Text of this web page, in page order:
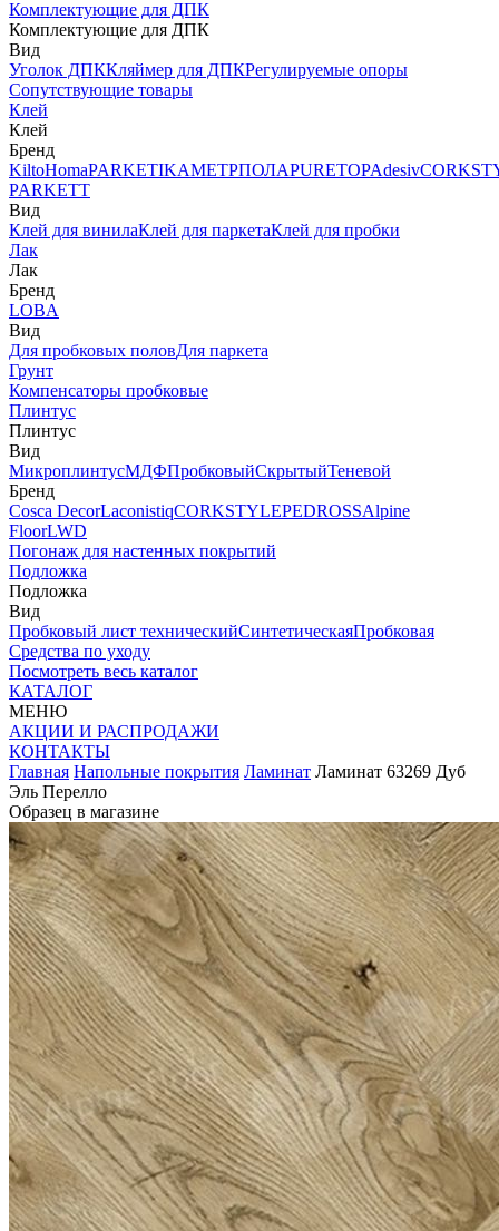
Комплектующие для ДПК
Комплектующие для ДПК
Вид
Уголок ДПККляймер для ДПКРегулируемые опоры
Сопутствующие товары
Клей
Клей
Бренд
KiltoHomaPARKETIKAМЕТРПОЛАPURETOPAdesiv
PARKETT
Вид
Клей для винилаКлей для паркетаКлей для пробки
Лак
Лак
Бренд
LOBA
Вид
Для пробковых половДля паркета
Грунт
Компенсаторы пробковые
Плинтус
Плинтус
Вид
МикроплинтусМДФПробковыйСкрытыйТеневой
Бренд
Cosca DecorLaconistiqCORKSTYLEPEDROSSAlpine
FloorLWD
Погонаж для настенных покрытий
Подложка
Подложка
Вид
Пробковый лист техническийСинтетическаяПробковая
Средства по уходу
Посмотреть весь каталог
КАТАЛОГ
МЕНЮ
АКЦИИ И РАСПРОДАЖИ
КОНТАКТЫ
Главная Напольные покрытия Ламинат Ламинат 63269 Дуб
Эль Перелло
Образец в магазине